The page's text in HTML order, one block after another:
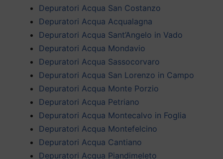
Depuratori Acqua San Costanzo
Depuratori Acqua Acqualagna
Depuratori Acqua Sant’Angelo in Vado
Depuratori Acqua Mondavio
Depuratori Acqua Sassocorvaro
Depuratori Acqua San Lorenzo in Campo
Depuratori Acqua Monte Porzio
Depuratori Acqua Petriano
Depuratori Acqua Montecalvo in Foglia
Depuratori Acqua Montefelcino
Depuratori Acqua Cantiano
Depuratori Acqua Piandimeleto